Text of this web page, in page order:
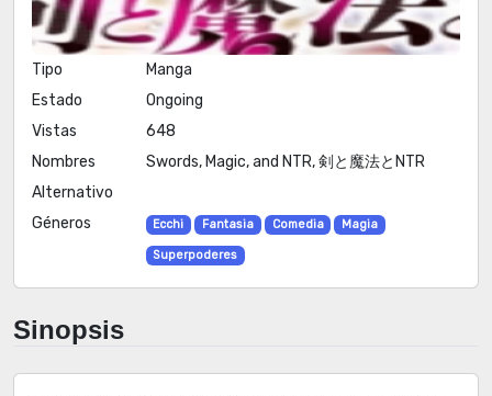
Tipo
Manga
Estado
Ongoing
Vistas
648
Nombres
Alternativo
Swords, Magic, and NTR, 剣と魔法とNTR
Géneros Ecchi Fantasia Comedia Magia
Superpoderes
Sinopsis